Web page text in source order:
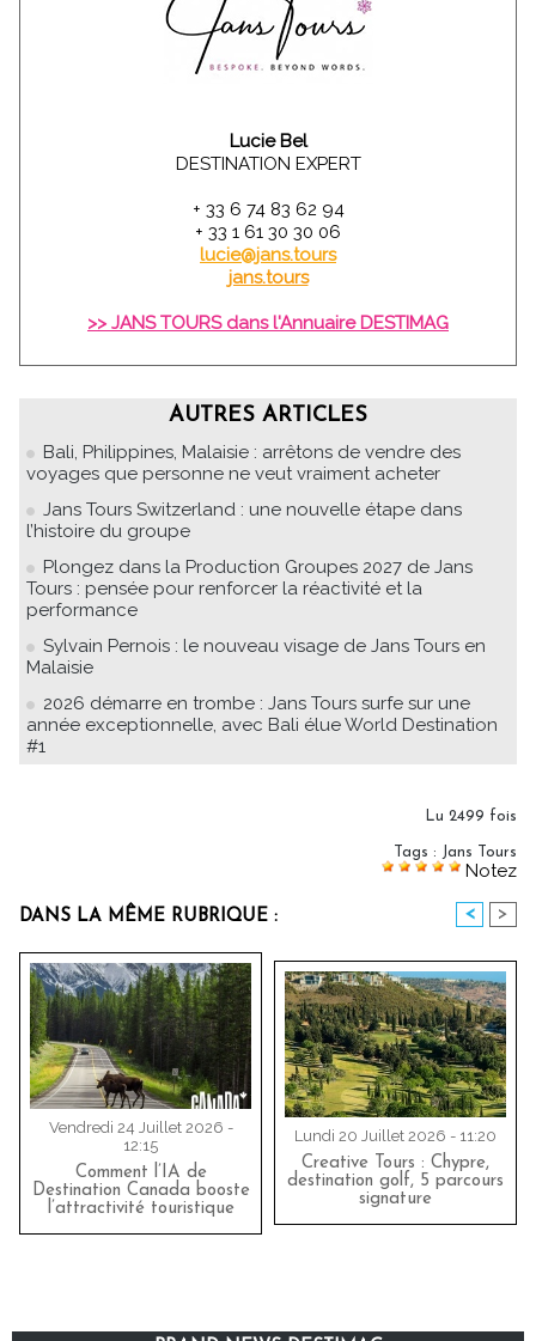
Lucie Bel
DESTINATION EXPERT
+ 33 6 74 83 62 94
+ 33 1 61 30 30 06
lucie@jans.tours
jans.tours
>> JANS TOURS dans l'Annuaire DESTIMAG
AUTRES ARTICLES
Bali, Philippines, Malaisie : arrêtons de vendre des
voyages que personne ne veut vraiment acheter
Jans Tours Switzerland : une nouvelle étape dans
l’histoire du groupe
Plongez dans la Production Groupes 2027 de Jans
Tours : pensée pour renforcer la réactivité et la
performance
Sylvain Pernois : le nouveau visage de Jans Tours en
Malaisie
2026 démarre en trombe : Jans Tours surfe sur une
année exceptionnelle, avec Bali élue World Destination
#1
Lu 2499 fois
Tags : Jans Tours
Notez
DANS LA MÊME RUBRIQUE : < >
Vendredi 24 Juillet 2026 -
12:15
Comment l’IA de
Destination Canada booste
l’attractivité touristique
Lundi 20 Juillet 2026 - 11:20
Creative Tours : Chypre,
destination golf, 5 parcours
signature